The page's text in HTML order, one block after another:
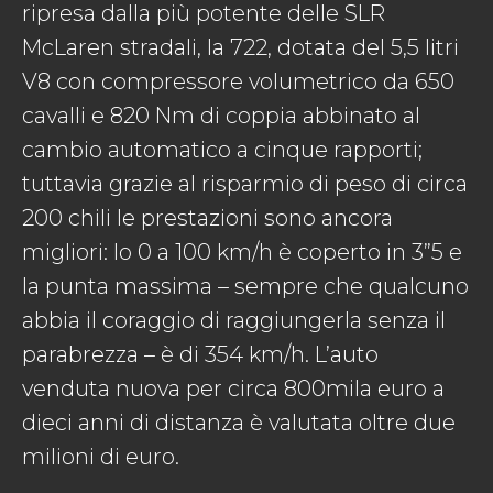
ripresa dalla più potente delle SLR
McLaren stradali, la 722, dotata del 5,5 litri
V8 con compressore volumetrico da 650
cavalli e 820 Nm di coppia abbinato al
cambio automatico a cinque rapporti;
tuttavia grazie al risparmio di peso di circa
200 chili le prestazioni sono ancora
migliori: lo 0 a 100 km/h è coperto in 3”5 e
la punta massima – sempre che qualcuno
abbia il coraggio di raggiungerla senza il
parabrezza – è di 354 km/h. L’auto
venduta nuova per circa 800mila euro a
dieci anni di distanza è valutata oltre due
milioni di euro.